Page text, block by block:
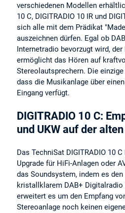
verschiedenen Modellen
10 C, DIGITRADIO 10 IR und
sich alle mit dem Prädikat
auszeichnen dürfen. Egal ob
Internetradio bevorzugt wird, der
ermöglicht das Hören auf
Stereolautsprechern. Die
dass die Musikanlage über
Eingang verfügt.
DIGITRADIO 10 C:
und UKW auf der
Das TechniSat DIGITRADIO 10
Upgrade für HiFi-Anlagen oder
das Soundsystem, indem es
kristallklarem DAB+
erweitert es um den Empfang
Stereoanlage noch keinen